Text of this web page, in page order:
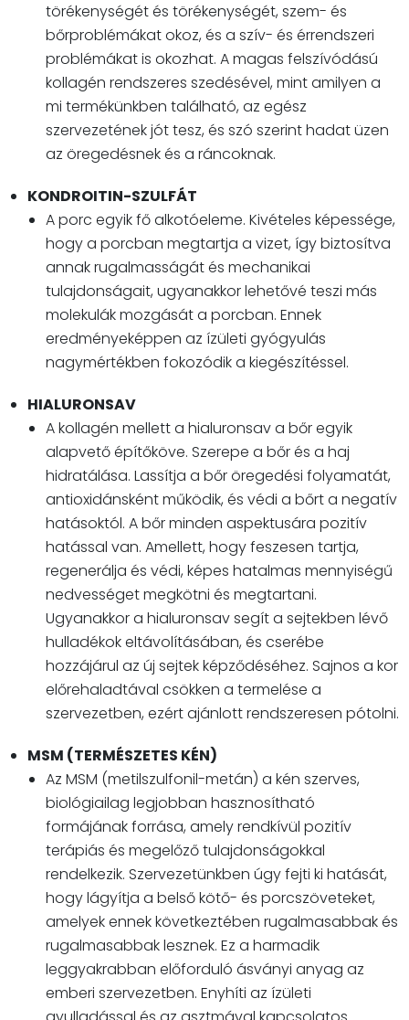
törékenységét és törékenységét, szem- és
bőrproblémákat okoz, és a szív- és érrendszeri
problémákat is okozhat. A magas felszívódású
kollagén rendszeres szedésével, mint amilyen a
mi termékünkben található, az egész
szervezetének jót tesz, és szó szerint hadat üzen
az öregedésnek és a ráncoknak.
KONDROITIN-SZULFÁT
A porc egyik fő alkotóeleme. Kivételes képessége,
hogy a porcban megtartja a vizet, így biztosítva
annak rugalmasságát és mechanikai
tulajdonságait, ugyanakkor lehetővé teszi más
molekulák mozgását a porcban. Ennek
eredményeképpen az ízületi gyógyulás
nagymértékben fokozódik a kiegészítéssel.
HIALURONSAV
A kollagén mellett a hialuronsav a bőr egyik
alapvető építőköve. Szerepe a bőr és a haj
hidratálása. Lassítja a bőr öregedési folyamatát,
antioxidánsként működik, és védi a bőrt a negatív
hatásoktól. A bőr minden aspektusára pozitív
hatással van. Amellett, hogy feszesen tartja,
regenerálja és védi, képes hatalmas mennyiségű
nedvességet megkötni és megtartani.
Ugyanakkor a hialuronsav segít a sejtekben lévő
hulladékok eltávolításában, és cserébe
hozzájárul az új sejtek képződéséhez. Sajnos a kor
előrehaladtával csökken a termelése a
szervezetben, ezért ajánlott rendszeresen pótolni.
MSM (TERMÉSZETES KÉN)
Az MSM (metilszulfonil-metán) a kén szerves,
biológiailag legjobban hasznosítható
formájának forrása, amely rendkívül pozitív
terápiás és megelőző tulajdonságokkal
rendelkezik. Szervezetünkben úgy fejti ki hatását,
hogy lágyítja a belső kötő- és porcszöveteket,
amelyek ennek következtében rugalmasabbak és
rugalmasabbak lesznek. Ez a harmadik
leggyakrabban előforduló ásványi anyag az
emberi szervezetben. Enyhíti az ízületi